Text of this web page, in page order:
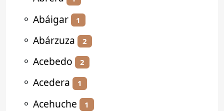
⚬ Abáigar 1
⚬ Abárzuza 2
⚬ Acebedo 2
⚬ Acedera 1
⚬ Acehuche 1